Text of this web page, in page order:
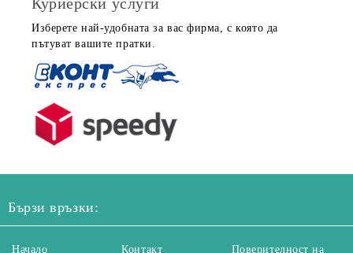
Изберете най-удобната за вас фирма, с която да
пътуват вашите пратки.
Бързи връзки:
Начало Контакт
Поверителност на